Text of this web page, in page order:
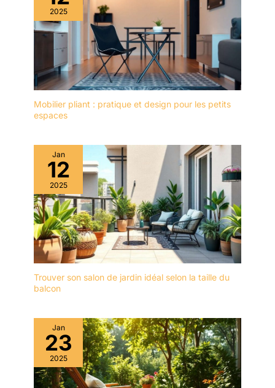
hauteur non seulement
protègent votre sol, mais
assurent également une
stabilité parfaite sur tout
type de surface. Cette
attention aux détails
montre notre
non seulement un
pratique et respectueux
de votre espace.
FACILITÉ D'ENTRETIEN
ET ASPECT MODERNE:
Avec notre ensemble de
jardin, l'entretien devient
un jeu d'enfant. La
facilité de nettoyage de la
structure et des housses
signifie que vous
passerez plus de temps
vous soucier des taches
ou de la saleté. Son
design simple et
moderne s'harmonisera
parfaitement avec tout
type de décoration
2025
Mobilier pliant : pratique et design pour les petits
espaces
Jan
12
2025
Trouver son salon de jardin idéal selon la taille du
balcon
Jan
23
2025